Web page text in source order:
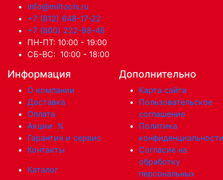
info@miltools.ru
+7 (812) 648-17-22
+7 (800) 222-98-46
ПН-ПТ: 10:00 - 19:00
СБ-ВС: 10:00 - 18:00
Информация
О компании
Доставка
Оплата
Акции %
Гарантия и сервис
Контакты
Каталог
Дополнительно
Карта сайта
Пользовательское
соглашение
Политика
Согласие на
обработку
персональных